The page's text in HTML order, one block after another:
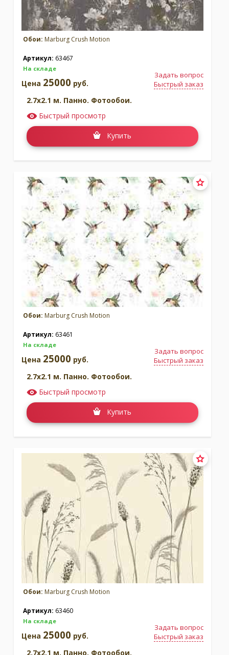
Обои: Marburg Crush Motion
Артикул: 63467
На складе
Задать вопрос
Быстрый заказ
Цена 25000 руб.
2.7x2.1 м. Панно. Фотообои.
Быстрый просмотр
Купить
Обои: Marburg Crush Motion
Артикул: 63461
На складе
Задать вопрос
Быстрый заказ
Цена 25000 руб.
2.7x2.1 м. Панно. Фотообои.
Быстрый просмотр
Купить
Обои: Marburg Crush Motion
Артикул: 63460
На складе
Задать вопрос
Быстрый заказ
Цена 25000 руб.
2.7x2.1 м. Панно. Фотообои.